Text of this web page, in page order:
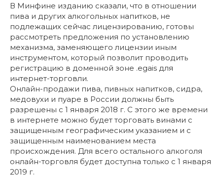
В Минфине изданию сказали, что в отношении
пива и других алкогольных напитков, не
подлежащих сейчас лицензированию, готовы
рассмотреть предложения по установлению
механизма, заменяющего лицензии иным
инструментом, который позволит проводить
регистрацию в доменной зоне .egais для
интернет-торговли.
Онлайн-продажи пива, пивных напитков, сидра,
медовухи и пуаре в России должны быть
разрешены с 1 января 2018 г. С этого же времени
в интернете можно будет торговать винами с
защищенным географическим указанием и с
защищенным наименованием места
происхождения. Для всего остального алкоголя
онлайн-торговля будет доступна только с 1 января
2019 г.